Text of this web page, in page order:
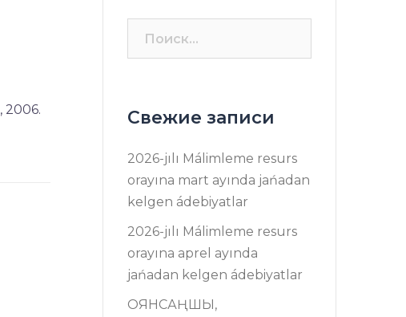
2006.
Свежие записи
2026-jılı Málimleme resurs
оrayına mart ayında jańadan
kelgen ádebiyatlar
2026-jılı Málimleme resurs
оrayına aprel ayında
jańadan kelgen ádebiyatlar
ОЯНСАҢШЫ,